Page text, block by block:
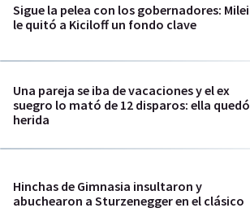
Sigue la pelea con los gobernadores: Milei
le quitó a Kiciloff un fondo clave
Una pareja se iba de vacaciones y el ex
suegro lo mató de 12 disparos: ella quedó
herida
Hinchas de Gimnasia insultaron y
abuchearon a Sturzenegger en el clásico